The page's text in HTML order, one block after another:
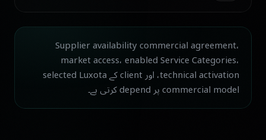
Supplier availability commercial agreement،
market access، enabled Service Categories،
technical activation، اور client کے selected Luxota
commercial model پر depend کرتی ہے۔